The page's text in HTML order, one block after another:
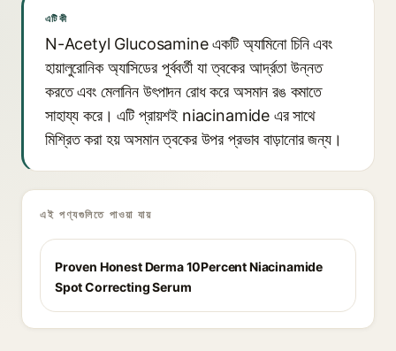
এটি কী
N-Acetyl Glucosamine একটি অ্যামিনো চিনি এবং
হায়ালুরোনিক অ্যাসিডের পূর্ববর্তী যা ত্বকের আর্দ্রতা উন্নত
করতে এবং মেলানিন উৎপাদন রোধ করে অসমান রঙ কমাতে
সাহায্য করে। এটি প্রায়শই niacinamide এর সাথে
মিশ্রিত করা হয় অসমান ত্বকের উপর প্রভাব বাড়ানোর জন্য।
এই পণ্যগুলিতে পাওয়া যায়
Proven Honest Derma 10Percent Niacinamide
Spot Correcting Serum